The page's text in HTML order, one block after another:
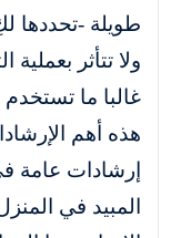
طويلة -تحددها
ولا تتأثر
غالبا ما
هذه أهم
إرشادات عامة
المبيد في